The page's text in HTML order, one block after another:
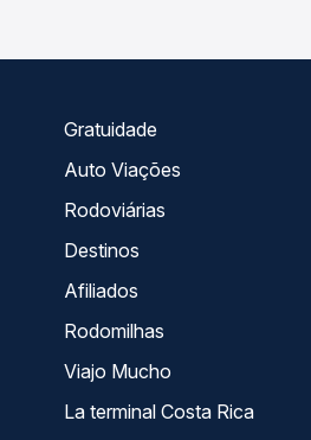
Gratuidade
Auto Viações
Rodoviárias
Destinos
Afiliados
Rodomilhas
Viajo Mucho
La terminal Costa Rica